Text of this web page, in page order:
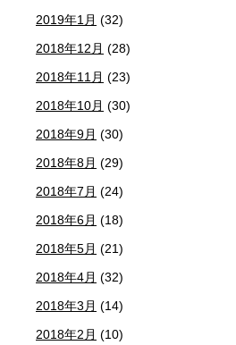
2019年1月 (32)
2018年12月 (28)
2018年11月 (23)
2018年10月 (30)
2018年9月 (30)
2018年8月 (29)
2018年7月 (24)
2018年6月 (18)
2018年5月 (21)
2018年4月 (32)
2018年3月 (14)
2018年2月 (10)